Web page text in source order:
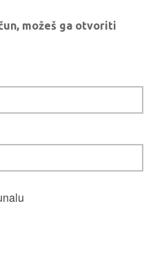
možeš ga otvoriti